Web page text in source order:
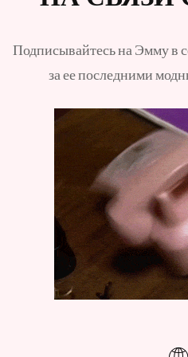
Подписывайтесь на Эмму в
за ее последними